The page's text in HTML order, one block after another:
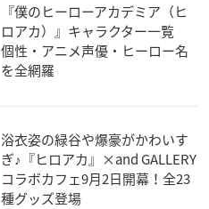
『僕のヒーローアカデミア（ヒ
ロアカ）』キャラクター一覧
個性・アニメ声優・ヒーロー名
を全網羅
浴衣姿の緑谷や爆豪がかわいす
ぎ♪『ヒロアカ』×and GALLERY
コラボカフェ9月2日開幕！全23
種グッズ登場